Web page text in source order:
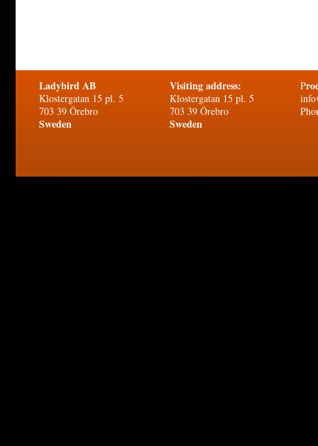
Ladybird AB
Klostergatan 15 pl. 5
703 39 Örebro
Sweden
Visiting address:
Klostergatan 15 pl. 5
703 39 Örebro
Sweden
P